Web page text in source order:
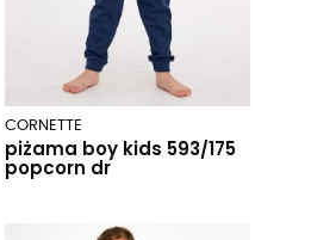
CORNETTE
piżama boy kids 593/175
popcorn dr